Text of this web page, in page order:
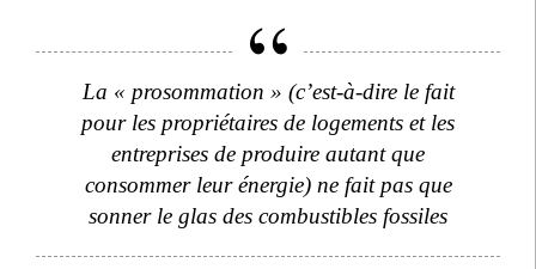
La « prosommation » (c’est-à-dire le fait
pour les propriétaires de logements et les
entreprises de produire autant que
consommer leur énergie) ne fait pas que
sonner le glas des combustibles fossiles